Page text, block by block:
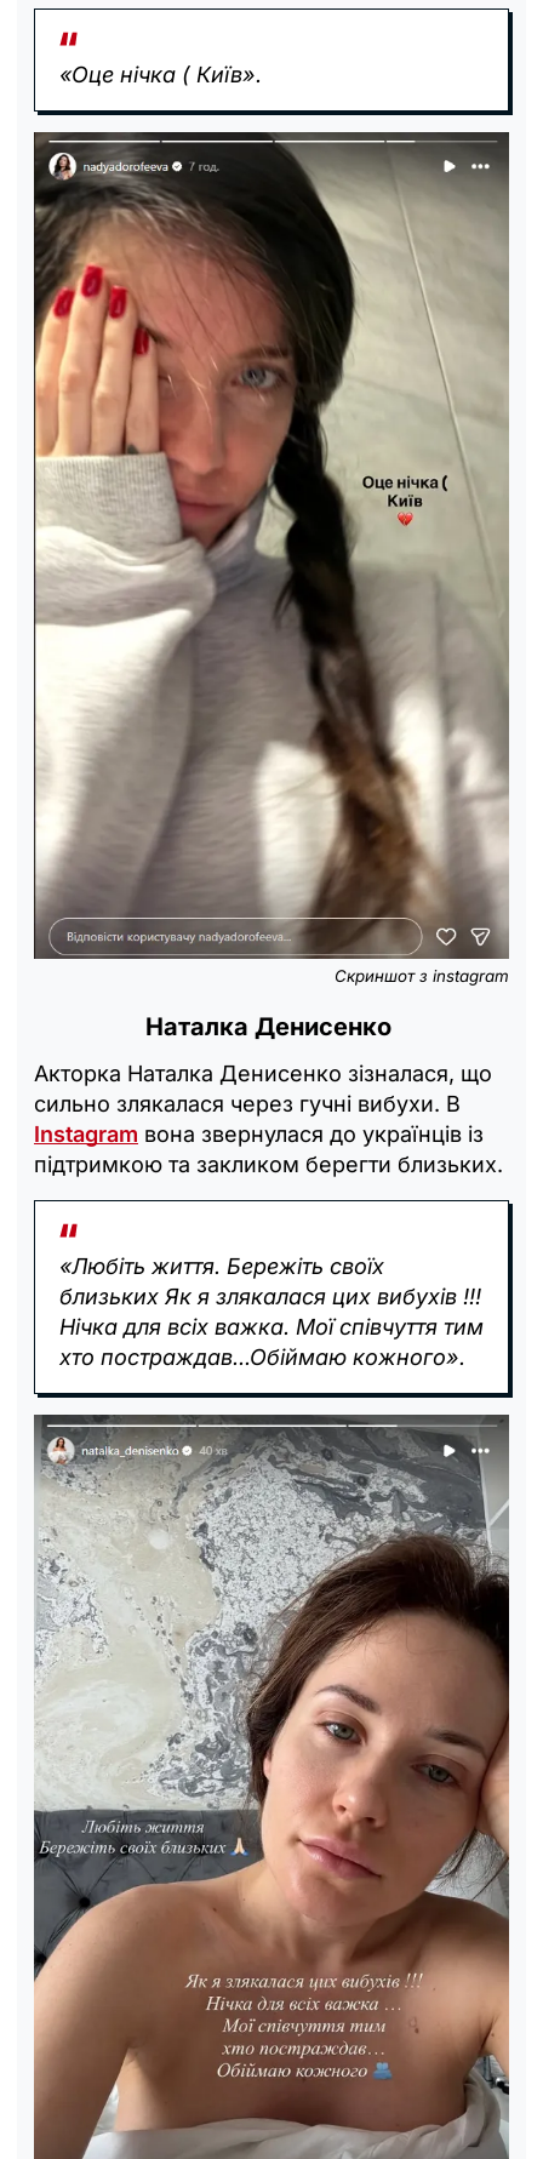
«Оце нічка ( Київ».
Скриншот з instagram
Наталка Денисенко
Акторка Наталка Денисенко зізналася, що
сильно злякалася через гучні вибухи. В
Instagram вона звернулася до українців із
підтримкою та закликом берегти близьких.
«Любіть життя. Бережіть своїх
близьких Як я злякалася цих вибухів !!!
Нічка для всіх важка. Мої співчуття тим
хто постраждав...Обіймаю кожного».